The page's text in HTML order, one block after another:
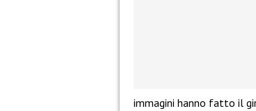
immagini hanno fatto il